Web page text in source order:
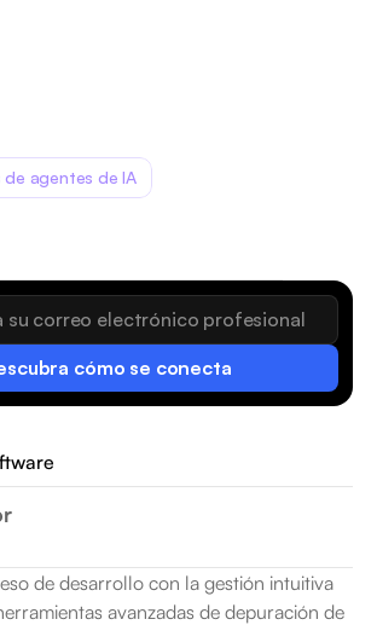
cómo se conecta
agentes de IA
de desarrollo con la gestión intuitiva
avanzadas de depuración de